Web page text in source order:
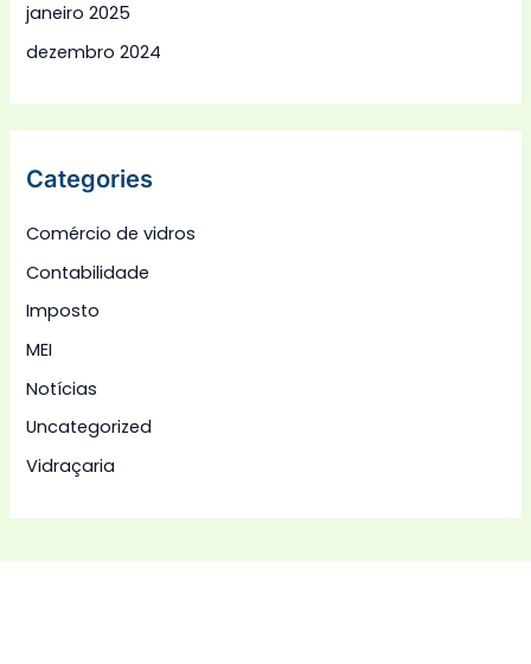
janeiro 2025
dezembro 2024
Categories
Comércio de vidros
Contabilidade
Imposto
MEI
Notícias
Uncategorized
Vidraçaria